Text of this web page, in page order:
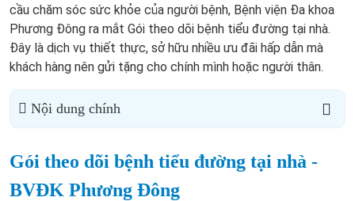
cầu chăm sóc sức khỏe của người bệnh, Bệnh viện Đa khoa
Phương Đông ra mắt Gói theo dõi bệnh tiểu đường tại nhà.
Đây là dịch vụ thiết thực, sở hữu nhiều ưu đãi hấp dẫn mà
khách hàng nên gửi tặng cho chính mình hoặc người thân.
Nội dung chính
Gói theo dõi bệnh tiểu đường tại nhà -
BVĐK Phương Đông